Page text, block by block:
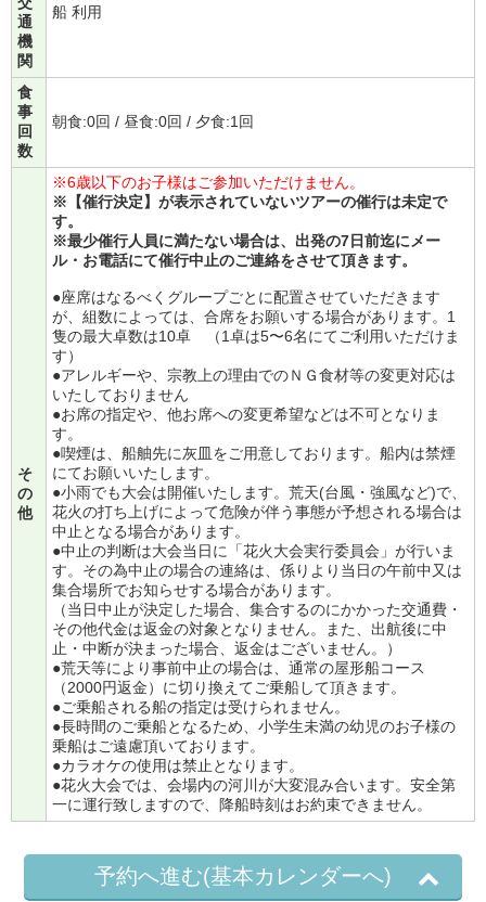
通
機
関
船 利用
食
事
回
数
朝食:0回 / 昼食:0回 / 夕食:1回
そ
の
他
※6歳以下のお子様はご参加いただけません。
※【催行決定】が表示されていないツアーの催行は未定で
す。
※最少催行人員に満たない場合は、出発の7日前迄にメー
ル・お電話にて催行中止のご連絡をさせて頂きます。
●座席はなるべくグループごとに配置させていただきます
が、組数によっては、合席をお願いする場合があります。1
隻の最大卓数は10卓 （1卓は5〜6名にてご利用いただけま
す）
●アレルギーや、宗教上の理由でのＮＧ食材等の変更対応は
いたしておりません
●お席の指定や、他お席への変更希望などは不可となりま
す。
●喫煙は、船舳先に灰皿をご用意しております。船内は禁煙
にてお願いいたします。
●小雨でも大会は開催いたします。荒天(台風・強風など)で、
花火の打ち上げによって危険が伴う事態が予想される場合は
中止となる場合があります。
●中止の判断は大会当日に「花火大会実行委員会」が行いま
す。その為中止の場合の連絡は、係りより当日の午前中又は
集合場所でお知らせする場合があります。
（当日中止が決定した場合、集合するのにかかった交通費・
その他代金は返金の対象となりません。また、出航後に中
止・中断が決まった場合、返金はございません。）
●荒天等により事前中止の場合は、通常の屋形船コース
（2000円返金）に切り換えてご乗船して頂きます。
●ご乗船される船の指定は受けられません。
●長時間のご乗船となるため、小学生未満の幼児のお子様の
乗船はご遠慮頂いております。
●カラオケの使用は禁止となります。
●花火大会では、会場内の河川が大変混み合います。安全第
一に運行致しますので、降船時刻はお約束できません。
予約へ進む(基本カレンダーへ)